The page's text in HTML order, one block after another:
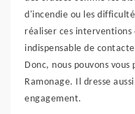
d'incendie ou les
réaliser ces
indispensable de
Donc, nous pouvons
Ramonage. Il dresse
engagement.